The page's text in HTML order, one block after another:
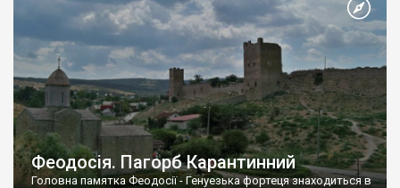
Феодосія. Пагорб Карантинний
Головна памятка Феодосії - Генуезька фортеця знаходиться в